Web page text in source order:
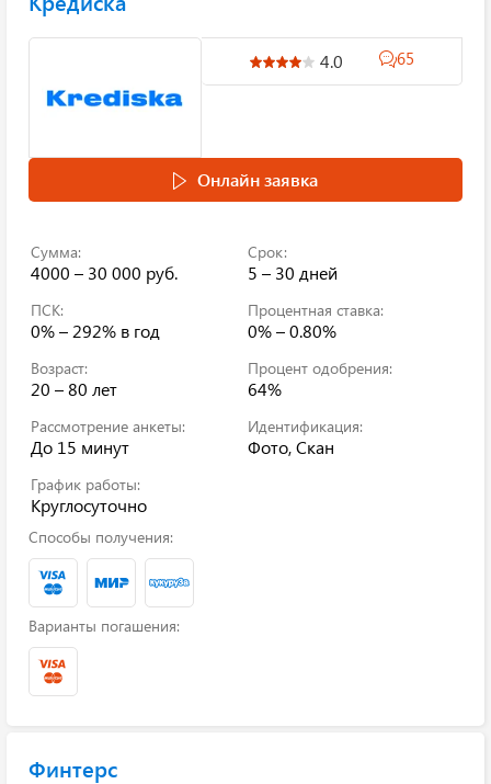
4.0 65
Онлайн заявка
Сумма:
4000 – 30 000 руб.
Срок:
5 – 30 дней
ПСК:
0% – 292% в год
Процентная ставка:
0% – 0.80%
Возраст:
20 – 80 лет
Процент одобрения:
64%
Рассмотрение анкеты:
До 15 минут
Идентификация:
Фото, Скан
График работы:
Круглосуточно
Способы получения:
Варианты погашения:
Финтерс